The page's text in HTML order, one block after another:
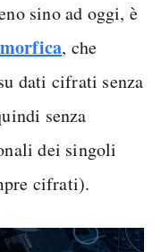
sino ad oggi, è
, che
dati cifrati senza
senza
dei singoli
cifrati).